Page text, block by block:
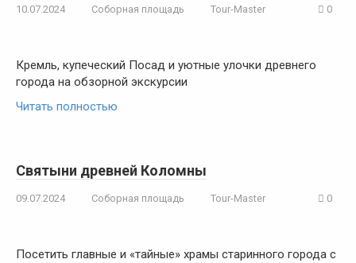
10.07.2024 Соборная площадь Tour-Master 0
Кремль, купеческий Посад и уютные улочки древнего
города на обзорной экскурсии
Читать полностью
Святыни древней Коломны
09.07.2024 Соборная площадь Tour-Master 0
Посетить главные и «тайные» храмы старинного города с